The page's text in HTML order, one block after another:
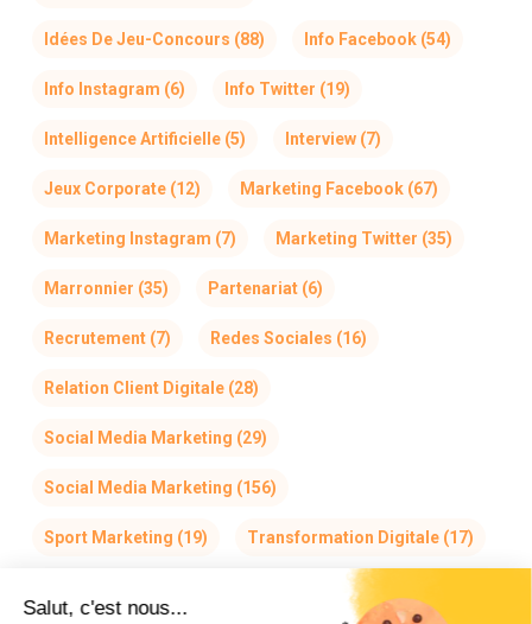
Salut, c'est nous...
Idées De Jeu-Concours (88) Info Facebook(54)
Info Instagram (6) Info Twitter (19)
Intelligence Artificielle(5) Interview(7)
Jeux Corporate(12) Marketing Facebook(67)
Marketing Instagram (7) Marketing Twitter (35)
Marronnier (35) Partenariat(6)
Recrutement(7) Redes Sociales (16)
Relation Client Digitale(28)
Social Media Marketing (29)
Social Media Marketing (156)
Sport Marketing (19) Transformation Digitale(17)